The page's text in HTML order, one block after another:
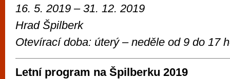
16. 5. 2019 – 31. 12. 2019
Hrad Špilberk
Otevírací doba: úterý – neděle od 9 do 17
Letní program na Špilberku 2019